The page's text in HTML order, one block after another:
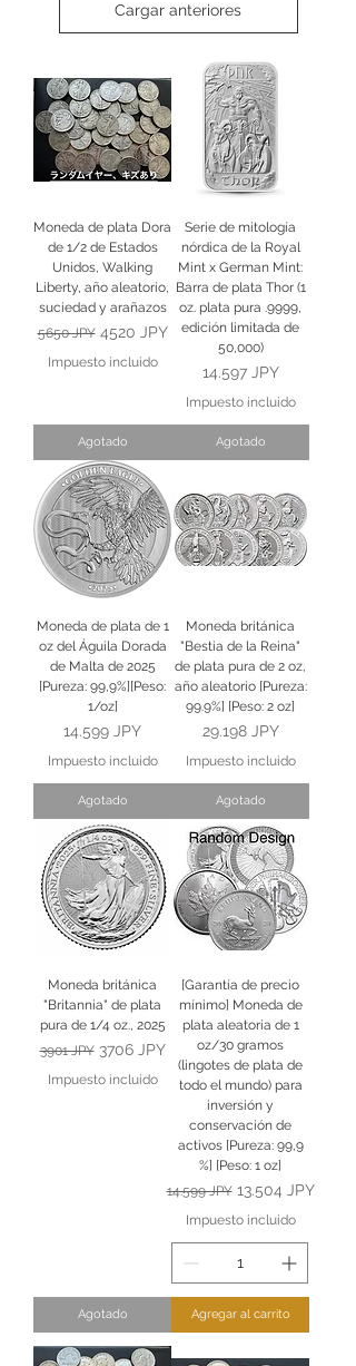
Cargar anteriores
Moneda de plata Dora
de 1/2 de Estados
Unidos, Walking
Liberty, año aleatorio,
suciedad y arañazos
Precio
5650 JPY Precio de oferta
4520 JPY
Impuesto incluido
Agotado
Serie de mitología
nórdica de la Royal
Mint x German Mint:
Barra de plata Thor (1
oz. plata pura .9999,
edición limitada de
50,000)
Precio
14.597 JPY
Impuesto incluido
Agotado
Moneda de plata de 1
oz del Águila Dorada
de Malta de 2025
[Pureza: 99,9%][Peso:
1/oz]
Precio
14.599 JPY
Impuesto incluido
Agotado
Moneda británica
"Bestia de la Reina"
de plata pura de 2 oz,
año aleatorio [Pureza:
99.9%] [Peso: 2 oz]
Precio
29.198 JPY
Impuesto incluido
Agotado
Moneda británica
"Britannia" de plata
pura de 1/4 oz., 2025
Precio
3901 JPY Precio de oferta
3706 JPY
Impuesto incluido
Agotado
[Garantía de precio
mínimo] Moneda de
plata aleatoria de 1
oz/30 gramos
(lingotes de plata de
todo el mundo) para
inversión y
conservación de
activos [Pureza: 99,9
%] [Peso: 1 oz]
Precio
14.599 JPY Precio de oferta
13.504 JPY
Impuesto incluido
Agregar al carrito